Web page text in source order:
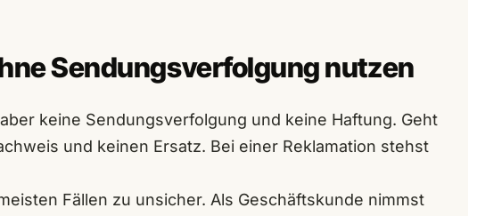
Sendungsverfolgung nutzen
keine Sendungsverfolgung und keine Haftung. Geht
und keinen Ersatz. Bei einer Reklamation stehst
Fällen zu unsicher. Als Geschäftskunde nimmst